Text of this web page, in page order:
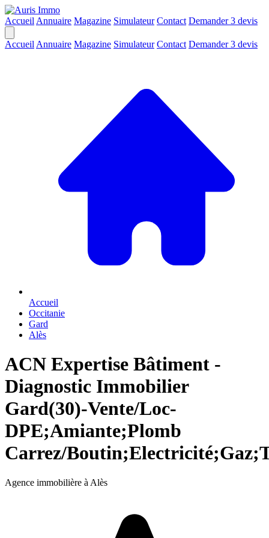
Accueil Annuaire Magazine Simulateur Contact Demander 3 devis
Accueil Annuaire Magazine Simulateur Contact Demander 3 devis
Accueil
Occitanie
Gard
Alès
ACN Expertise Bâtiment -
Diagnostic Immobilier
Gard(30)-Vente/Loc-
DPE;Amiante;Plomb
Carrez/
Agence immobilière à Alès